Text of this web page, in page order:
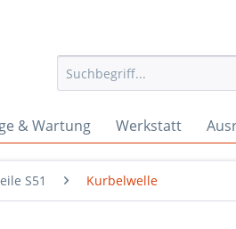
& Wartung Werkstatt
S51 Kurbelwelle